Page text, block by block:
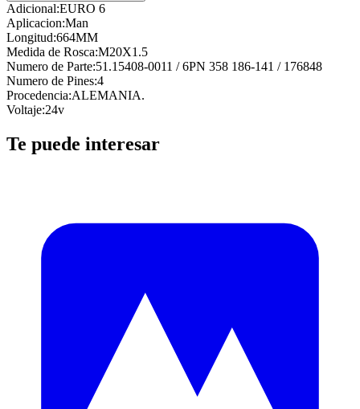
Adicional:EURO 6
Aplicacion:Man
Longitud:664MM
Medida de Rosca:M20X1.5
Numero de Parte:51.15408-0011 / 6PN 358 186-141 / 176848
Numero de Pines:4
Procedencia:ALEMANIA.
Voltaje:24v
Te puede interesar